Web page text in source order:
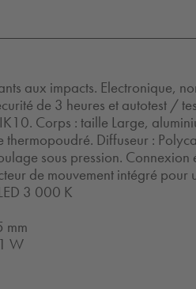
aux impacts. Electronique,
de 3 heures et autotest /
Corps : taille Large,
thermopoudré. Diffuseur :
sous pression.
de mouvement intégré pour
3 000 K
mm
W